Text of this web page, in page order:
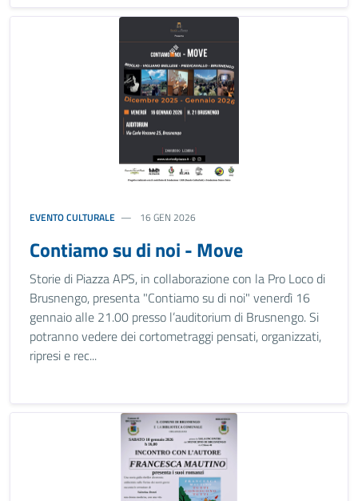
EVENTO CULTURALE 16 GEN 2026
Contiamo su di noi - Move
Storie di Piazza APS, in collaborazione con la Pro Loco di
Brusnengo, presenta "Contiamo su di noi" venerdì 16
gennaio alle 21.00 presso l’auditorium di Brusnengo. Si
potranno vedere dei cortometraggi pensati, organizzati,
ripresi e rec...